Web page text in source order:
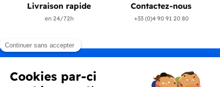
Livraison rapide
en 24/72h
Contactez-nous
+33 (0)4 90 91 20 80